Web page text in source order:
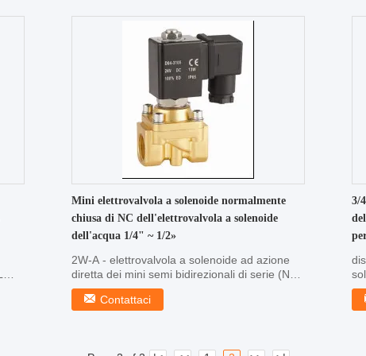
Mini elettrovalvola a solenoide normalmente
chiusa di NC dell'elettrovalvola a solenoide
dell'acqua 1/4" ~ 1/2»
2W-A - elettrovalvola a solenoide ad azione
diretta dei mini semi bidirezionali di serie (NC)
1/4" ~ ...
Contattaci
3/
di